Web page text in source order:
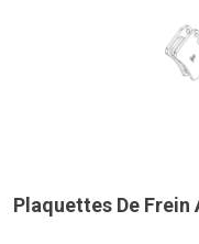
Plaquettes De Frein